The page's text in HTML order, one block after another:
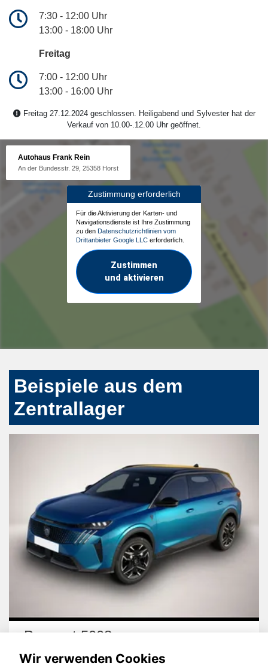
7:30 - 12:00 Uhr
13:00 - 18:00 Uhr
Freitag
7:00 - 12:00 Uhr
13:00 - 16:00 Uhr
Freitag 27.12.2024 geschlossen. Heiligabend und Sylvester hat der
Verkauf von 10.00-.12.00 Uhr geöffnet.
Autohaus Frank Rein
An der Bundesstr. 29, 25358 Horst
Zustimmung erforderlich
Für die Aktivierung der Karten- und
Navigationsdienste ist Ihre Zustimmung
zu den Datenschutzrichtlinien vom
Drittanbieter Google LLC erforderlich.
Zustimmen
und aktivieren
Beispiele aus dem
Zentrallager
Peugeot 5008
Wir verwenden Cookies